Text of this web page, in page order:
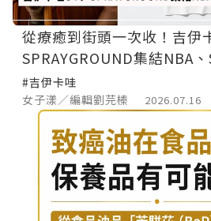
從療癒到街頭一次收！吉伊
SPRAYGROUND集結NBA
女警
#吉伊卡哇
女子漾／編輯劉芫榛
2026.07.16